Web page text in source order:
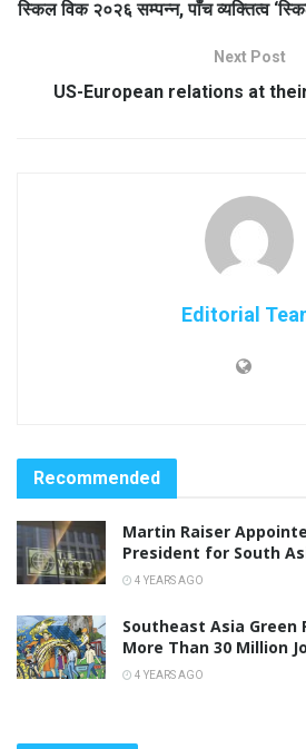
स्किल विक २०२६ सम्पन्न, पाँच व्यक्तित्व
Next Post
US-European relations at
Editorial
Recommended
Martin Raiser
President for South
4 YEARS AGO
Southeast Asia Green
More Than 30 Million
4 YEARS AGO